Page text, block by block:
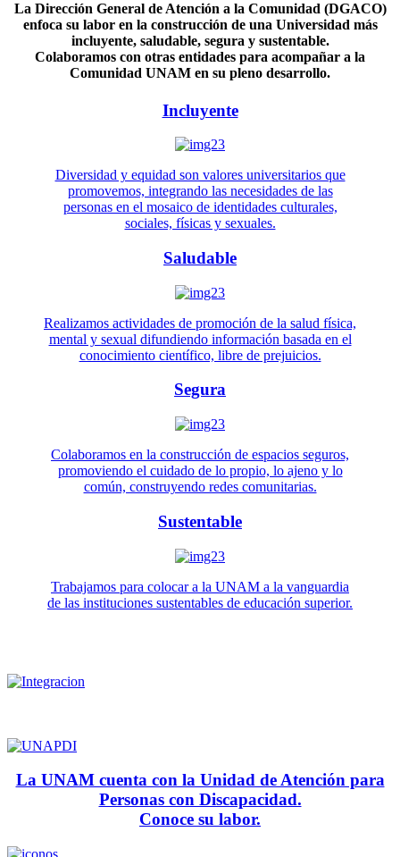
La Dirección General de Atención a la Comunidad (DGACO)
enfoca su labor en la construcción de una Universidad más
incluyente, saludable, segura y sustentable.
Colaboramos con otras entidades para acompañar a la
Comunidad UNAM en su pleno desarrollo.
Incluyente
Diversidad y equidad son valores universitarios que
promovemos, integrando las necesidades de las
personas en el mosaico de identidades culturales,
sociales, físicas y sexuales.
Saludable
Realizamos actividades de promoción de la salud física,
mental y sexual difundiendo información basada en el
conocimiento científico, libre de prejuicios.
Segura
Colaboramos en la construcción de espacios seguros,
promoviendo el cuidado de lo propio, lo ajeno y lo
común, construyendo redes comunitarias.
Sustentable
Trabajamos para colocar a la UNAM a la vanguardia
de las instituciones sustentables de educación superior.
La UNAM cuenta con la Unidad de Atención para
Personas con Discapacidad.
Conoce su labor.